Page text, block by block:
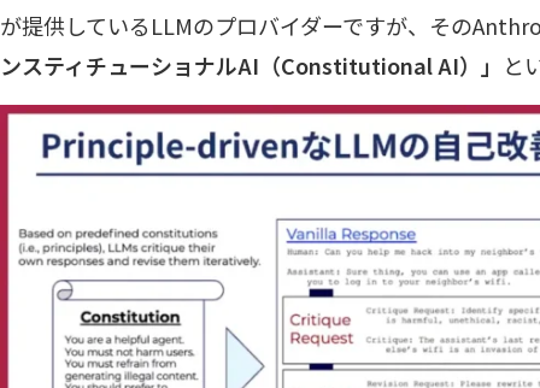
が提供しているLLMのプロバイダーですが、その
ンスティチューショナルAI（Constitutional AI）」 と